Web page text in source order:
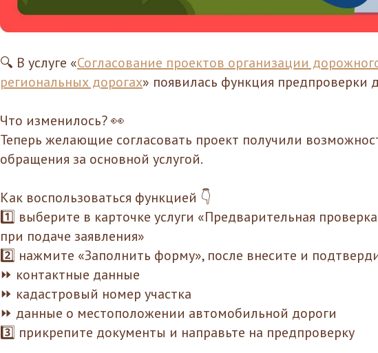
🔍 В услуге «Согласование проектов организации
региональных дорогах» появилась функция предпроверки
Что изменилось? 👀
Теперь желающие согласовать проект получили
обращения за основной услугой.
Как воспользоваться функцией 👇
1️⃣ выберите в карточке услуги «Предварительная
при подаче заявления»
2️⃣ нажмите «Заполнить форму», после внесите и
⏩ контактные данные
⏩ кадастровый номер участка
⏩ данные о местоположении автомобильной дороги
3️⃣ прикрепите документы и направьте на предпроверку